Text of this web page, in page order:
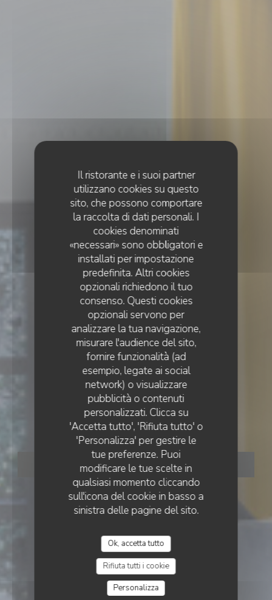
Il ristorante e i suoi partner
utilizzano cookies su questo
sito, che possono comportare
la raccolta di dati personali. I
cookies denominati
«necessari» sono obbligatori e
installati per impostazione
predefinita. Altri cookies
opzionali richiedono il tuo
consenso. Questi cookies
opzionali servono per
analizzare la tua navigazione,
misurare l'audience del sito,
fornire funzionalità (ad
esempio, legate ai social
network) o visualizzare
pubblicità o contenuti
personalizzati. Clicca su
'Accetta tutto', 'Rifiuta tutto' o
'Personalizza' per gestire le
tue preferenze. Puoi
modificare le tue scelte in
qualsiasi momento cliccando
sull'icona del cookie in basso a
sinistra delle pagine del sito.
Ok, accetta tutto
Rifiuta tutti i cookie
Personalizza
RESTAURANT TRADITIONNEL
• ERMONT
Vin sur Vin
PRENOTA
VIN SUR VIN